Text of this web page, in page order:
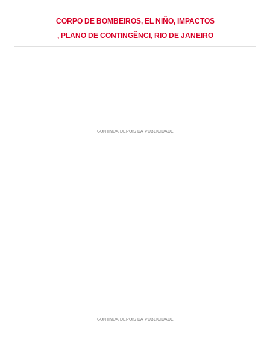
CORPO DE BOMBEIROS, EL NIÑO, IMPACTOS
, PLANO DE CONTINGÊNCI, RIO DE JANEIRO